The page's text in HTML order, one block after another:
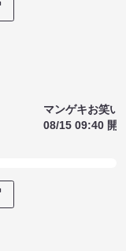
マンゲキお笑い
08/15 09:40 開